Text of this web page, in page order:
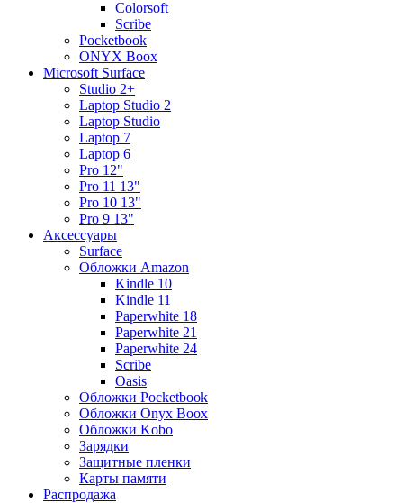
Colorsoft
Scribe
Pocketbook
ONYX Boox
Microsoft Surface
Studio 2+
Laptop Studio 2
Laptop Studio
Laptop 7
Laptop 6
Pro 12"
Pro 11 13"
Pro 10 13"
Pro 9 13"
Аксессуары
Surface
Обложки Amazon
Kindle 10
Kindle 11
Paperwhite 18
Paperwhite 21
Paperwhite 24
Scribe
Oasis
Обложки Pocketbook
Обложки Onyx Boox
Обложки Kobo
Зарядки
Защитные пленки
Карты памяти
Распродажа